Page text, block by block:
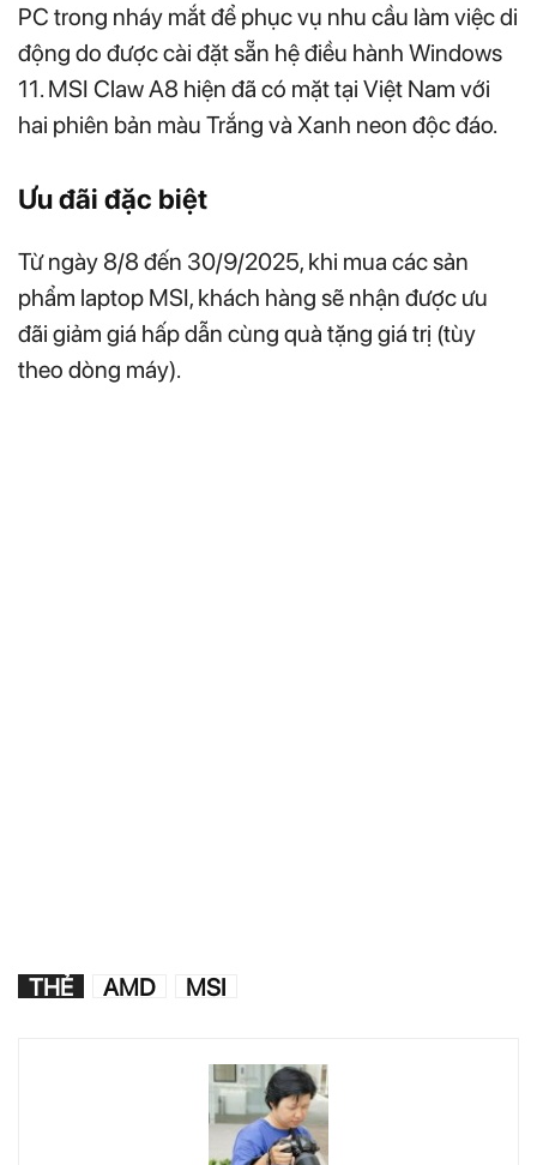
PC trong nháy mắt để phục vụ nhu cầu làm việc di
động do được cài đặt sẵn hệ điều hành Windows
11. MSI Claw A8 hiện đã có mặt tại Việt Nam với
hai phiên bản màu Trắng và Xanh neon độc đáo.
Ưu đãi đặc biệt
Từ ngày 8/8 đến 30/9/2025, khi mua các sản
phẩm laptop MSI, khách hàng sẽ nhận được ưu
đãi giảm giá hấp dẫn cùng quà tặng giá trị (tùy
theo dòng máy).
THẺ AMD MSI